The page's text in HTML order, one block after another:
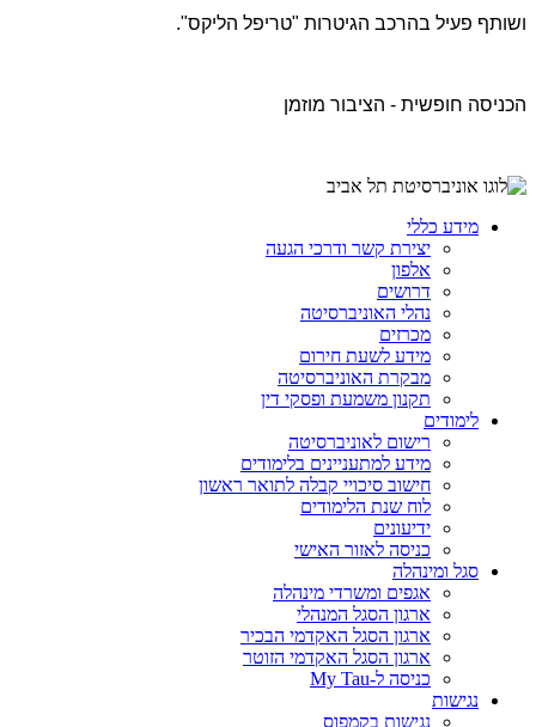
ושותף פעיל בהרכב הגיטרות "טריפל הליקס".
הכניסה חופשית - הציבור מוזמן
מידע כללי
יצירת קשר ודרכי הגעה
אלפון
דרושים
נהלי האוניברסיטה
מכרזים
מידע לשעת חירום
מבקרת האוניברסיטה
תקנון משמעת ופסקי דין
לימודים
רישום לאוניברסיטה
מידע למתעניינים בלימודים
חישוב סיכויי קבלה לתואר ראשון
לוח שנת הלימודים
ידיעונים
כניסה לאזור האישי
סגל ומינהלה
אגפים ומשרדי מינהלה
ארגון הסגל המנהלי
ארגון הסגל האקדמי הבכיר
ארגון הסגל האקדמי הזוטר
כניסה ל-My Tau
נגישות
נגישות בקמפוס